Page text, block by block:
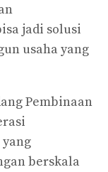
jadi solusi
usaha yang
Pembinaan
yang
berskala